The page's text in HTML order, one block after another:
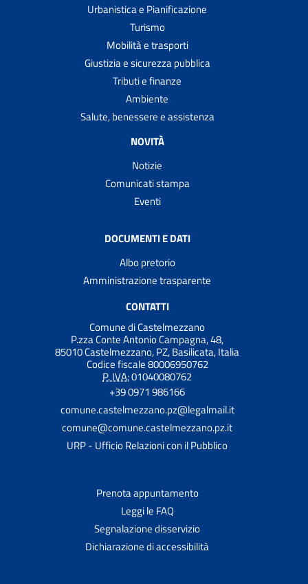
Urbanistica e Pianificazione
Turismo
Mobilità e trasporti
Giustizia e sicurezza pubblica
Tributi e finanze
Ambiente
Salute, benessere e assistenza
NOVITÀ
Notizie
Comunicati stampa
Eventi
DOCUMENTI E DATI
Albo pretorio
Amministrazione trasparente
CONTATTI
Comune di Castelmezzano
P.zza Conte Antonio Campagna, 48,
85010 Castelmezzano, PZ, Basilicata, Italia
Codice fiscale 80006950762
P. IVA:01040080762
+39 0971 986166
comune.castelmezzano.pz@legalmail.it
comune@comune.castelmezzano.pz.it
URP - Ufficio Relazioni con il Pubblico
Prenota appuntamento
Leggi le FAQ
Segnalazione disservizio
Dichiarazione di accessibilità